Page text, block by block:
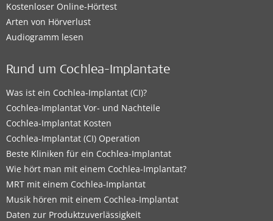
Kostenloser Online-Hörtest
Arten von Hörverlust
Audiogramm lesen
Rund um Cochlea-Implantate
Was ist ein Cochlea-Implantat (CI)?
Cochlea-Implantat Vor- und Nachteile
Cochlea-Implantat Kosten
Cochlea-Implantat (CI) Operation
Beste Kliniken für ein Cochlea-Implantat
Wie hört man mit einem Cochlea-Implantat?
MRT mit einem Cochlea-Implantat
Musik hören mit einem Cochlea-Implantat
Daten zur Produktzuverlässigkeit